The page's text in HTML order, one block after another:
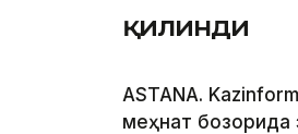
қилинди
ASTANA.
меҳнат бозорида